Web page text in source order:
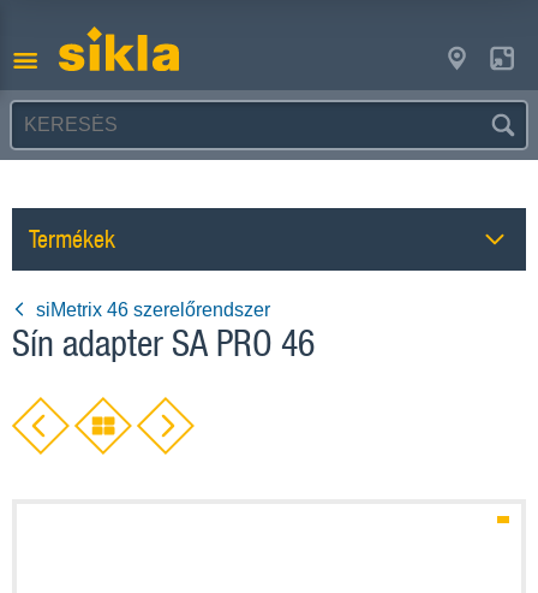
Termékek
siMetrix 46 szerelőrendszer
Sín adapter SA PRO 46